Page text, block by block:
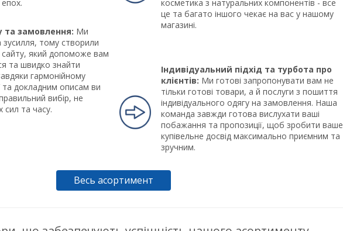
та замовлення: Ми
зусилля, тому створили
сайту, який допоможе вам
та швидко знайти
гармонійному
та докладним описам ви
вибір, не
сил та часу.
косметика з натуральних компонентів - все
це та багато іншого чекає на вас у нашому
магазині.
Індивідуальний підхід та турбота про
клієнтів: Ми готові запропонувати вам не
тільки готові товари, а й послуги з пошиття
індивідуального одягу на замовлення. Наша
команда завжди готова вислухати ваші
побажання та пропозиції, щоб зробити ваше
купівельне досвід максимально приємним та
зручним.
Весь асортимент